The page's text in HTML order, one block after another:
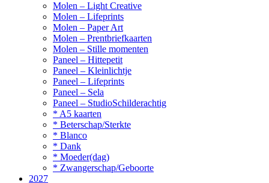
Molen – Light Creative
Molen – Lifeprints
Molen – Paper Art
Molen – Prentbriefkaarten
Molen – Stille momenten
Paneel – Hittepetit
Paneel – Kleinlichtje
Paneel – Lifeprints
Paneel – Sela
Paneel – StudioSchilderachtig
* A5 kaarten
* Beterschap/Sterkte
* Blanco
* Dank
* Moeder(dag)
* Zwangerschap/Geboorte
2027